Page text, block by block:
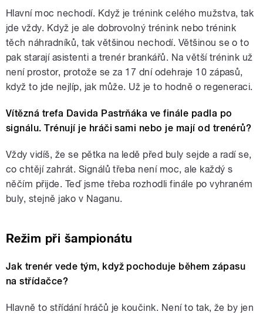
Hlavní moc nechodí. Když je trénink celého mužstva, tak
jde vždy. Když je ale dobrovolný trénink nebo trénink
těch náhradníků, tak většinou nechodí. Většinou se o to
pak starají asistenti a trenér brankářů. Na větší trénink už
není prostor, protože se za 17 dní odehraje 10 zápasů,
když to jde nejlíp, jak může. Už je to hodně o regeneraci.
Vítězná trefa Davida Pastrňáka ve finále padla po
signálu. Trénují je hráči sami nebo je mají od trenérů?
Vždy vidíš, že se pětka na ledě před buly sejde a radí se,
co chtějí zahrát. Signálů třeba není moc, ale každý s
něčím přijde. Teď jsme třeba rozhodli finále po vyhraném
buly, stejně jako v Naganu.
Režim při šampionátu
Jak trenér vede tým, když pochoduje během zápasu
na střídačce?
Hlavně to střídání hráčů je koučink. Není to tak, že by jen